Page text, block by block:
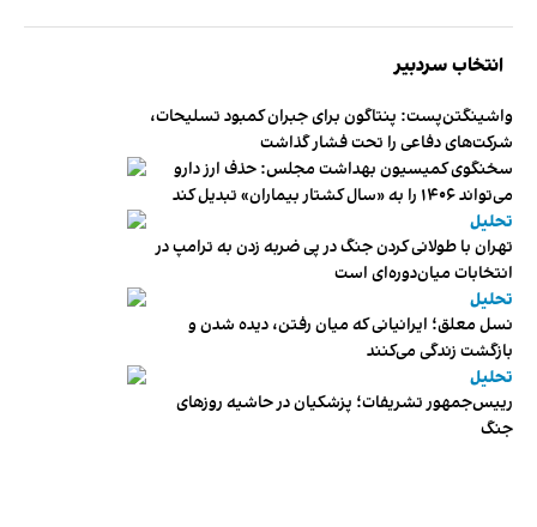
انتخاب سردبیر
واشینگتن‌پست: پنتاگون برای جبران کمبود تسلیحات،
شرکت‌های دفاعی را تحت فشار گذاشت
سخنگوی کمیسیون بهداشت مجلس: حذف ارز دارو
می‌تواند ۱۴۰۶ را به «سال کشتار بیماران» تبدیل کند
تحلیل
تهران با طولانی کردن جنگ در پی ضربه زدن به ترامپ در
انتخابات میان‌دوره‌ای است
تحلیل
نسل معلق؛ ایرانیانی که میان رفتن، دیده شدن و
بازگشت زندگی می‌کنند
تحلیل
رییس‌جمهور تشریفات؛ پزشکیان در حاشیه روزهای
جنگ